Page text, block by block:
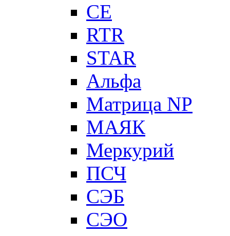
CE
RTR
STAR
Альфа
Матрица NP
МАЯК
Меркурий
ПСЧ
СЭБ
СЭО